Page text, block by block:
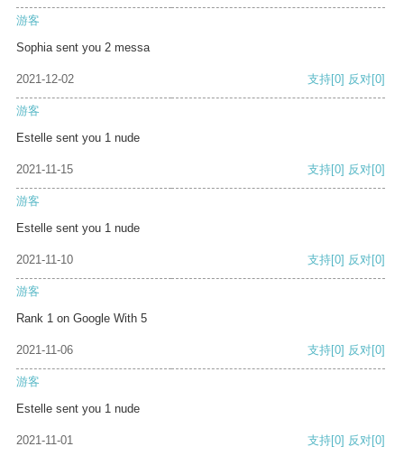
游客
Sophia sent you 2 messa
2021-12-02 支持[0] 反对[0]
游客
Estelle sent you 1 nude
2021-11-15 支持[0] 反对[0]
游客
Estelle sent you 1 nude
2021-11-10 支持[0] 反对[0]
游客
Rank 1 on Google With 5
2021-11-06 支持[0] 反对[0]
游客
Estelle sent you 1 nude
2021-11-01 支持[0] 反对[0]